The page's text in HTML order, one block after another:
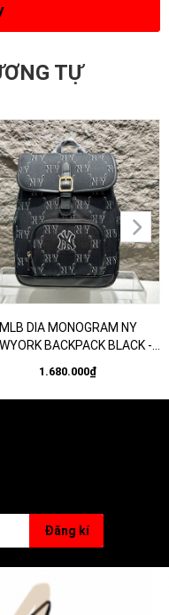
TỰ
MLB DIA MONOGRAM NY
BACKPACK BLACK -
1.680.000₫
Đăng kí